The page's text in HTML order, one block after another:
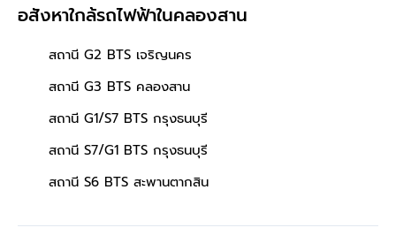
อสังหาใกล้รถไฟฟ้าในคลองสาน
สถานี G2 BTS เจริญนคร
สถานี G3 BTS คลองสาน
สถานี G1/S7 BTS กรุงธนบุรี
สถานี S7/G1 BTS กรุงธนบุรี
สถานี S6 BTS สะพานตากสิน